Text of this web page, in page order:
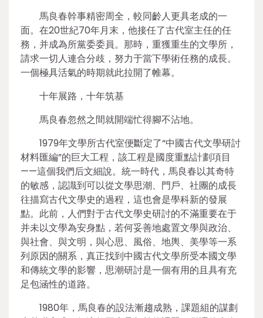
馬良春幹事精密周全，較同齡人更具老成的一
面。在20世紀70年月末，他接任了古代室主任的任
務，并成為所黨委委員。那時，重獲重生的文學所，
請求一切人連合分歧，努力于當下學術任務的成長。
一個極具活氣的時期就此拉開了帷幕。
十年展路，十年筑基
馬良春忽然之間就開端忙得腳不沾地。
1979年文學所古代室便斷定了“中國古代文學研討
材料匯編”的巨大工程，該工程是國度重點計劃項目
——這個我們后文細說。統一時代，馬良春以其奇特
的敏感，認識到可以從文學思潮、門戶、社團的成長
往描寫古代文學史的過程，這也會是學科新的發展
點。此前，人們對于古代文學史研討的不滿重要在于
并未以文學為安身點，若何妥善地處置文學與政治、
與社會、與文明，與心思、風俗、地輿、美學等一系
列原因的關系，真正找到中國古代文學所受本國文學
和傳統文學的影響，思潮研討是一個有用的且具有充
足包涵性的道路。
1980年，馬良春的設法漸趨成熟，課題組的謀劃